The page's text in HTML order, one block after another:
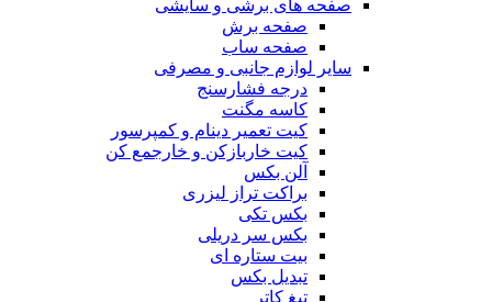
صفحه های برشی و سایشی
صفحه برش
صفحه ساب
سایر لوازم جانبی و مصرفی
درجه فشارسنج
کاسه مگنت
کیت تعمیر دینام و کمپرسور
کیت خاربازکن و خارجمع کن
آلن بکس
براکت تراز لیزری
بکس تکی
بکس سر دریلی
بیت ستاره ای
تبدیل بکس
تیغ کاتر